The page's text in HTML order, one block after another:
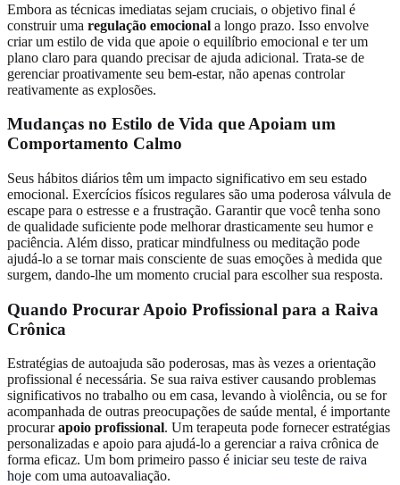
Embora as técnicas imediatas sejam cruciais, o objetivo final é
construir uma regulação emocional a longo prazo. Isso envolve
criar um estilo de vida que apoie o equilíbrio emocional e ter um
plano claro para quando precisar de ajuda adicional. Trata-se de
gerenciar proativamente seu bem-estar, não apenas controlar
reativamente as explosões.
Mudanças no Estilo de Vida que Apoiam um
Comportamento Calmo
Seus hábitos diários têm um impacto significativo em seu estado
emocional. Exercícios físicos regulares são uma poderosa válvula de
escape para o estresse e a frustração. Garantir que você tenha sono
de qualidade suficiente pode melhorar drasticamente seu humor e
paciência. Além disso, praticar mindfulness ou meditação pode
ajudá-lo a se tornar mais consciente de suas emoções à medida que
surgem, dando-lhe um momento crucial para escolher sua resposta.
Quando Procurar Apoio Profissional para a Raiva
Crônica
Estratégias de autoajuda são poderosas, mas às vezes a orientação
profissional é necessária. Se sua raiva estiver causando problemas
significativos no trabalho ou em casa, levando à violência, ou se for
acompanhada de outras preocupações de saúde mental, é importante
procurarapoio profissional. Um terapeuta pode fornecer estratégias
personalizadas e apoio para ajudá-lo a gerenciar a raiva crônica de
forma eficaz. Um bom primeiro passo é iniciar seu teste de raiva
hoje com uma autoavaliação.